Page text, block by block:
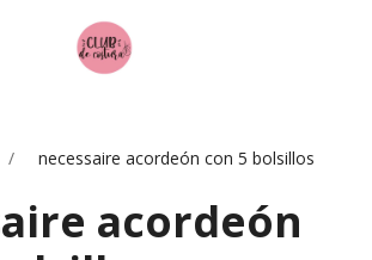
necessaire acordeón con 5 bolsillos
acordeón